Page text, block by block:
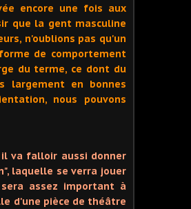
encore une fois aux
que la gent masculine
n'oublions pas qu'un
de comportement
du terme, ce dont du
largement en bonnes
nous pouvons
va falloir aussi donner
laquelle se verra jouer
assez important à
d'une pièce de théâtre